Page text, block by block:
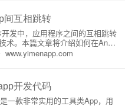
观点。在本
间互相跳转
www.yimenapp.com
发中，应用程序之间的互相跳转
术。本篇文章将介绍如何在Andro
之间的跳转，主要包括以下几
Activity之间跳转3. 向Activity传
开发代码
一款非常实用的工具类App，用